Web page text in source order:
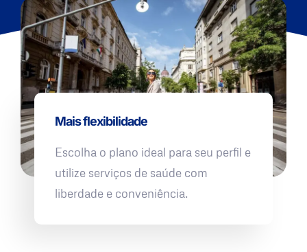
Mais flexibilidade
Escolha o plano ideal para seu perfil e
utilize serviços de saúde com
liberdade e conveniência.